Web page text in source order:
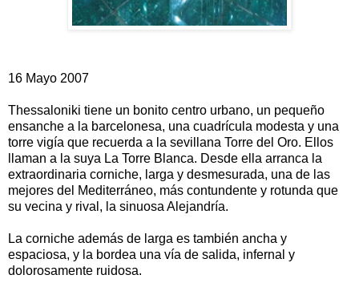
16 Mayo 2007
Thessaloniki tiene un bonito centro urbano, un pequeño
ensanche a la barcelonesa, una cuadrícula modesta y una
torre vigía que recuerda a la sevillana Torre del Oro. Ellos
llaman a la suya La Torre Blanca. Desde ella arranca la
extraordinaria corniche, larga y desmesurada, una de las
mejores del Mediterráneo, más contundente y rotunda que
su vecina y rival, la sinuosa Alejandría.
La corniche además de larga es también ancha y
espaciosa, y la bordea una vía de salida, infernal y
dolorosamente ruidosa.